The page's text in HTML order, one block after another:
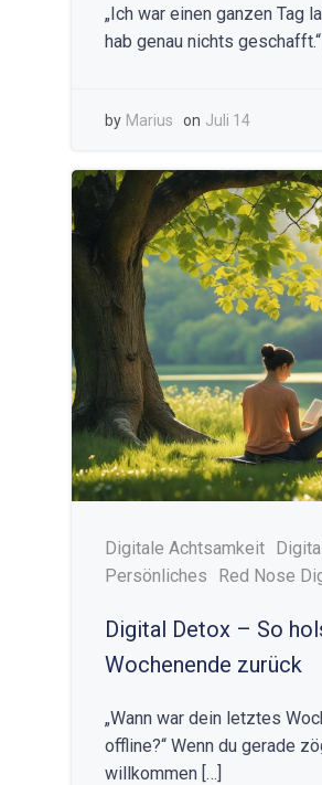
„Ich war einen ganzen Tag
hab genau nichts
by Marius on Juli 14
Digitale Achtsamkeit
Persönliches
Red Nose
Digital Detox – So
Wochenende zurück
„Wann war dein letztes
offline?“ Wenn du gerade
willkommen […]